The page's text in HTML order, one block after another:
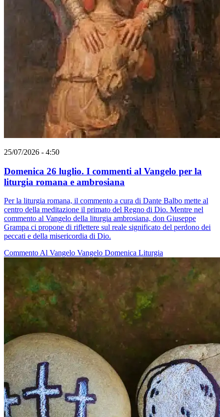
25/07/2026 - 4:50
Domenica 26 luglio. I commenti al Vangelo per la
liturgia romana e ambrosiana
Per la liturgia romana, il commento a cura di Dante Balbo mette al
centro della meditazione il primato del Regno di Dio. Mentre nel
commento al Vangelo della liturgia ambrosiana, don Giuseppe
Grampa ci propone di riflettere sul reale significato del perdono dei
peccati e della misericordia di Dio.
Commento Al Vangelo Vangelo Domenica Liturgia